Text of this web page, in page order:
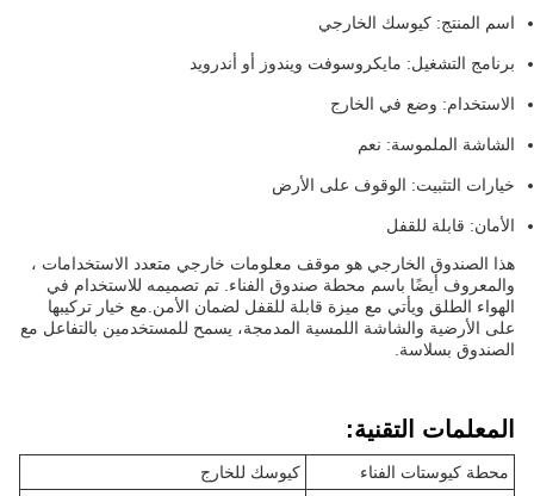
اسم المنتج: كيوسك الخارجي
برنامج التشغيل: مايكروسوفت ويندوز أو أندرويد
الاستخدام: وضع في الخارج
الشاشة الملموسة: نعم
خيارات التثبيت: الوقوف على الأرض
الأمان: قابلة للقفل
هذا الصندوق الخارجي هو موقف معلومات خارجي متعدد الاستخدامات ،
والمعروف أيضًا باسم محطة صندوق الفناء. تم تصميمه للاستخدام في
الهواء الطلق ويأتي مع ميزة قابلة للقفل لضمان الأمن.مع خيار تركيبها
على الأرضية والشاشة اللمسية المدمجة، يسمح للمستخدمين بالتفاعل مع
الصندوق بسلاسة.
المعلمات التقنية:
محطة كيوستات الفناء
كيوسك للخارج